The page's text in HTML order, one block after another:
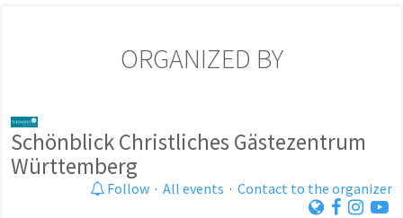
ORGANIZED BY
Schönblick Christliches Gästezentrum
Württemberg
Follow · All events · Contact to the organizer